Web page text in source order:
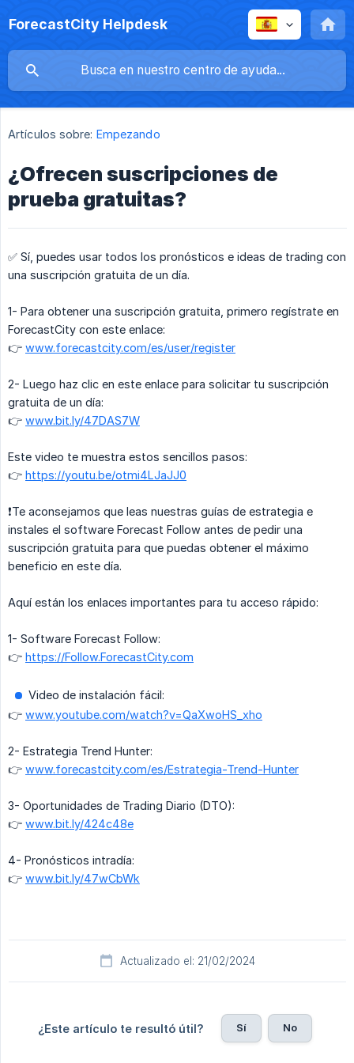
ForecastCity Helpdesk
Artículos sobre: Empezando
¿Ofrecen suscripciones de
prueba gratuitas?
✅ Sí, puedes usar todos los pronósticos e ideas de trading con
una suscripción gratuita de un día.
1- Para obtener una suscripción gratuita, primero regístrate en
ForecastCity con este enlace:
👉 www.forecastcity.com/es/user/register
2- Luego haz clic en este enlace para solicitar tu suscripción
gratuita de un día:
👉 www.bit.ly/47DAS7W
Este video te muestra estos sencillos pasos:
👉 https://youtu.be/otmi4LJaJJ0
❗️Te aconsejamos que leas nuestras guías de estrategia e
instales el software Forecast Follow antes de pedir una
suscripción gratuita para que puedas obtener el máximo
beneficio en este día.
Aquí están los enlaces importantes para tu acceso rápido:
1- Software Forecast Follow:
👉 https://Follow.ForecastCity.com
Video de instalación fácil:
👉 www.youtube.com/watch?v=QaXwoHS_xho
2- Estrategia Trend Hunter:
👉 www.forecastcity.com/es/Estrategia-Trend-Hunter
3- Oportunidades de Trading Diario (DTO):
👉 www.bit.ly/424c48e
4- Pronósticos intradía:
👉 www.bit.ly/47wCbWk
Actualizado el: 21/02/2024
¿Este artículo te resultó útil? Sí No